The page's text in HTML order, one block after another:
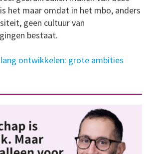
het maar omdat in het mbo, anders
geen cultuur van
bestaat.
lang ontwikkelen: grote ambities